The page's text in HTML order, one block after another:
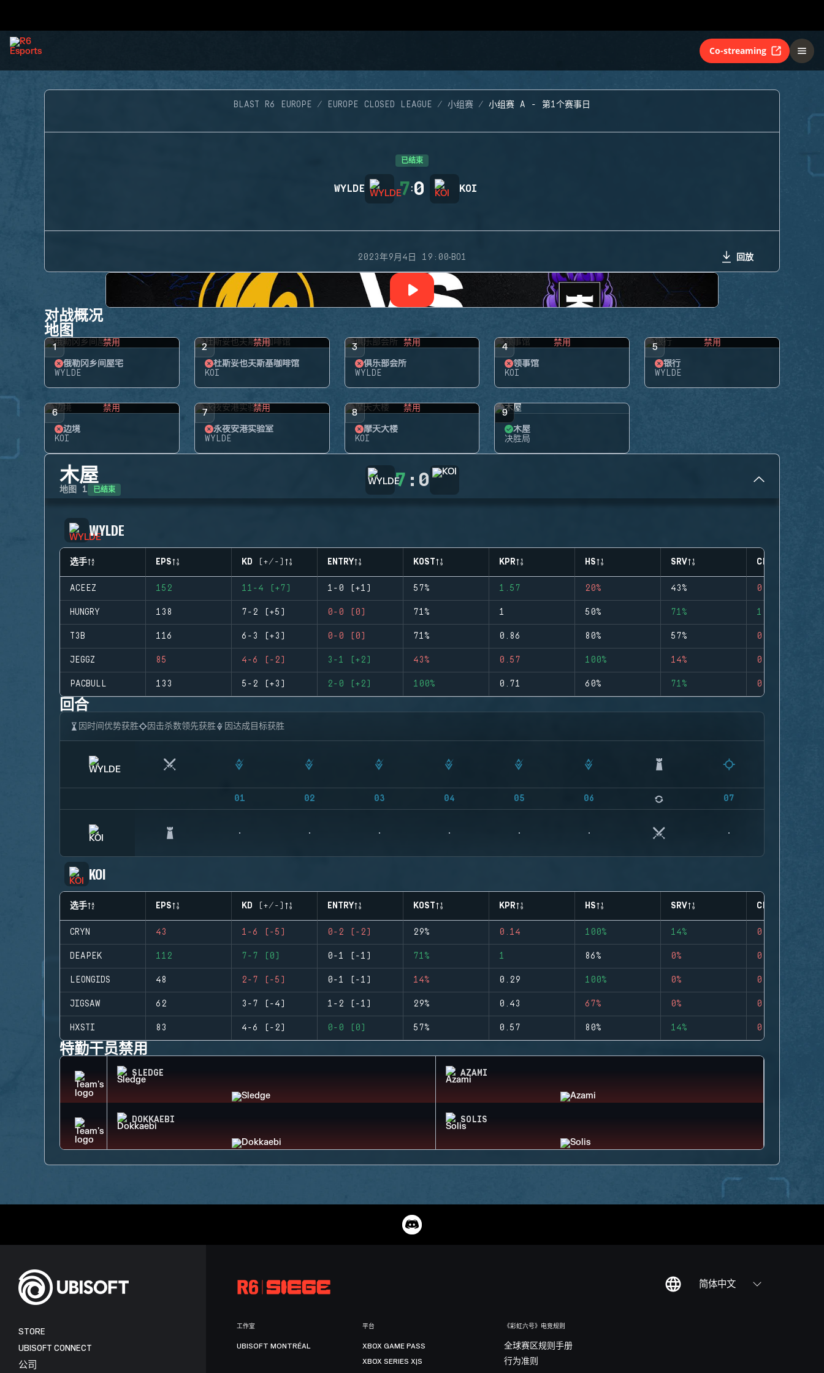
Co-streaming
BLAST R6 EUROPE EUROPE CLOSED LEAGUE 小组赛 小组赛 A - 第1个赛事日
已结束
WYLDE 7:0 KOI
2023年9月4日 19:00·BO1 回放
对战概况
地图
1 禁用
俄勒冈乡间屋宅
WYLDE
2 禁用
杜斯妥也夫斯基咖啡馆
KOI
3 禁用
俱乐部会所
WYLDE
4 禁用
领事馆
KOI
5 禁用
银行
WYLDE
6 禁用
边境
KOI
7 禁用
永夜安港实验室
WYLDE
8 禁用
摩天大楼
KOI
9
木屋
决胜局
木屋
地图 1 已结束 7 : 0
WYLDE
选手 EPS KD (+/-) ENTRY KOST KPR HS SRV CLUTCHES
ACEEZ 152 11-4 (+7) 1-0 (+1) 57% 1.57 20% 43% 0
HUNGRY 138 7-2 (+5) 0-0 (0) 71% 1 50% 71% 1
T3B 116 6-3 (+3) 0-0 (0) 71% 0.86 80% 57% 0
JEGGZ 85 4-6 (-2) 3-1 (+2) 43% 0.57 100% 14% 0
PACBULL 133 5-2 (+3) 2-0 (+2) 100% 0.71 60% 71% 0
回合
因时间优势获胜 因击杀数领先获胜 因达成目标获胜
01 02 03 04 05 06 07
KOI
选手 EPS KD (+/-) ENTRY KOST KPR HS SRV CLUTCHES
CRYN 43 1-6 (-5) 0-2 (-2) 29% 0.14 100% 14% 0
DEAPEK 112 7-7 (0) 0-1 (-1) 71% 1 86% 0% 0
LEONGIDS 48 2-7 (-5) 0-1 (-1) 14% 0.29 100% 0% 0
JIGSAW 62 3-7 (-4) 1-2 (-1) 29% 0.43 67% 0% 0
HXSTI 83 4-6 (-2) 0-0 (0) 57% 0.57 80% 14% 0
特勤干员禁用
SLEDGE AZAMI
DOKKAEBI SOLIS
简体中文
STORE
UBISOFT CONNECT
公司
工作室
UBISOFT MONTRÉAL
平台
XBOX GAME PASS
XBOX SERIES X|S
《彩虹六号》电竞规则
全球赛区规则手册
行为准则